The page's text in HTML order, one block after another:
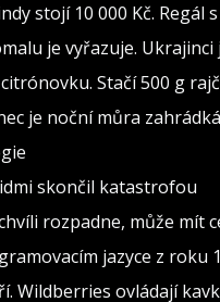
stojí 10 000 Kč. Regál
je vyřazuje.
Stačí 500 g
je noční můra
skončil katastrofou
rozpadne, může mít
jazyce z
ovládají